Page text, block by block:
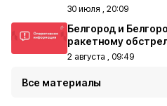
30 июля , 20:09
Белгород и
ракетному
2 августа , 09:49
Все материалы